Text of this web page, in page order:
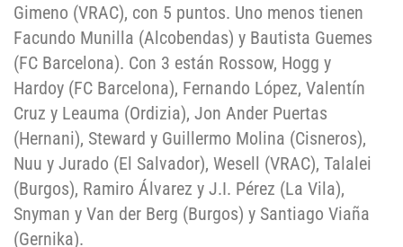
Gimeno (VRAC), con 5 puntos. Uno menos tienen
Facundo Munilla (Alcobendas) y Bautista Guemes
(FC Barcelona). Con 3 están Rossow, Hogg y
Hardoy (FC Barcelona), Fernando López, Valentín
Cruz y Leauma (Ordizia), Jon Ander Puertas
(Hernani), Steward y Guillermo Molina (Cisneros),
Nuu y Jurado (El Salvador), Wesell (VRAC), Talalei
(Burgos), Ramiro Álvarez y J.I. Pérez (La Vila),
Snyman y Van der Berg (Burgos) y Santiago Viaña
(Gernika).